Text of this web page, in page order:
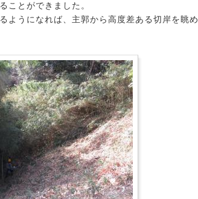
ことができました。
ようになれば、主郭から高度差ある切岸を眺め